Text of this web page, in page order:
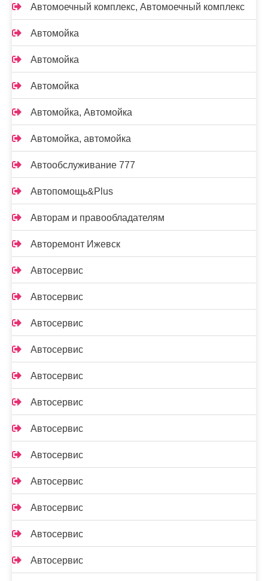
Автомоечный комплекс, Автомоечный комплекс
Автомойка
Автомойка
Автомойка
Автомойка, Автомойка
Автомойка, автомойка
Автообслуживание 777
Автопомощь&Plus
Авторам и правообладателям
Авторемонт Ижевск
Автосервис
Автосервис
Автосервис
Автосервис
Автосервис
Автосервис
Автосервис
Автосервис
Автосервис
Автосервис
Автосервис
Автосервис